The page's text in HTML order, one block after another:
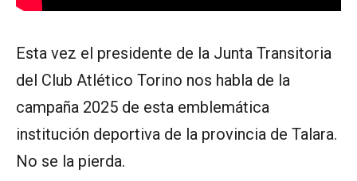
Esta vez el presidente de la Junta Transitoria
del Club Atlético Torino nos habla de la
campaña 2025 de esta emblemática
institución deportiva de la provincia de Talara.
No se la pierda.